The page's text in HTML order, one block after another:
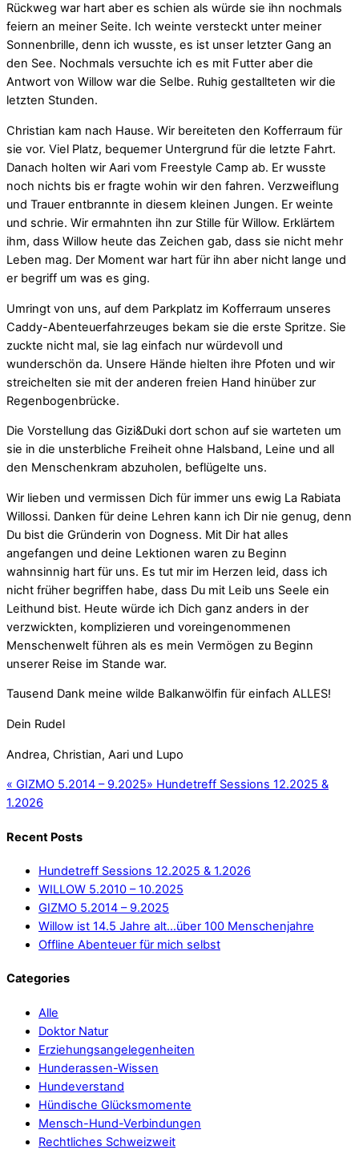
Rückweg war hart aber es schien als würde sie ihn nochmals
feiern an meiner Seite. Ich weinte versteckt unter meiner
Sonnenbrille, denn ich wusste, es ist unser letzter Gang an
den See. Nochmals versuchte ich es mit Futter aber die
Antwort von Willow war die Selbe. Ruhig gestallteten wir die
letzten Stunden.
Christian kam nach Hause. Wir bereiteten den Kofferraum für
sie vor. Viel Platz, bequemer Untergrund für die letzte Fahrt.
Danach holten wir Aari vom Freestyle Camp ab. Er wusste
noch nichts bis er fragte wohin wir den fahren. Verzweiflung
und Trauer entbrannte in diesem kleinen Jungen. Er weinte
und schrie. Wir ermahnten ihn zur Stille für Willow. Erklärtem
ihm, dass Willow heute das Zeichen gab, dass sie nicht mehr
Leben mag. Der Moment war hart für ihn aber nicht lange und
er begriff um was es ging.
Umringt von uns, auf dem Parkplatz im Kofferraum unseres
Caddy-Abenteuerfahrzeuges bekam sie die erste Spritze. Sie
zuckte nicht mal, sie lag einfach nur würdevoll und
wunderschön da. Unsere Hände hielten ihre Pfoten und wir
streichelten sie mit der anderen freien Hand hinüber zur
Regenbogenbrücke.
Die Vorstellung das Gizi&Duki dort schon auf sie warteten um
sie in die unsterbliche Freiheit ohne Halsband, Leine und all
den Menschenkram abzuholen, beflügelte uns.
Wir lieben und vermissen Dich für immer uns ewig La Rabiata
Willossi. Danken für deine Lehren kann ich Dir nie genug, denn
Du bist die Gründerin von Dogness. Mit Dir hat alles
angefangen und deine Lektionen waren zu Beginn
wahnsinnig hart für uns. Es tut mir im Herzen leid, dass ich
nicht früher begriffen habe, dass Du mit Leib uns Seele ein
Leithund bist. Heute würde ich Dich ganz anders in der
verzwickten, komplizieren und voreingenommenen
Menschenwelt führen als es mein Vermögen zu Beginn
unserer Reise im Stande war.
Tausend Dank meine wilde Balkanwölfin für einfach ALLES!
Dein Rudel
Andrea, Christian, Aari und Lupo
« GIZMO 5.2014 – 9.2025» Hundetreff Sessions 12.2025 &
1.2026
Recent Posts
Hundetreff Sessions 12.2025 & 1.2026
WILLOW 5.2010 – 10.2025
GIZMO 5.2014 – 9.2025
Willow ist 14.5 Jahre alt…über 100 Menschenjahre
Offline Abenteuer für mich selbst
Categories
Alle
Doktor Natur
Erziehungsangelegenheiten
Hunderassen-Wissen
Hundeverstand
Hündische Glücksmomente
Mensch-Hund-Verbindungen
Rechtliches Schweizweit